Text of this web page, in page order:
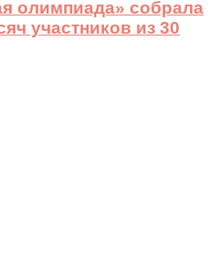
олимпиада» собрала
участников из 30